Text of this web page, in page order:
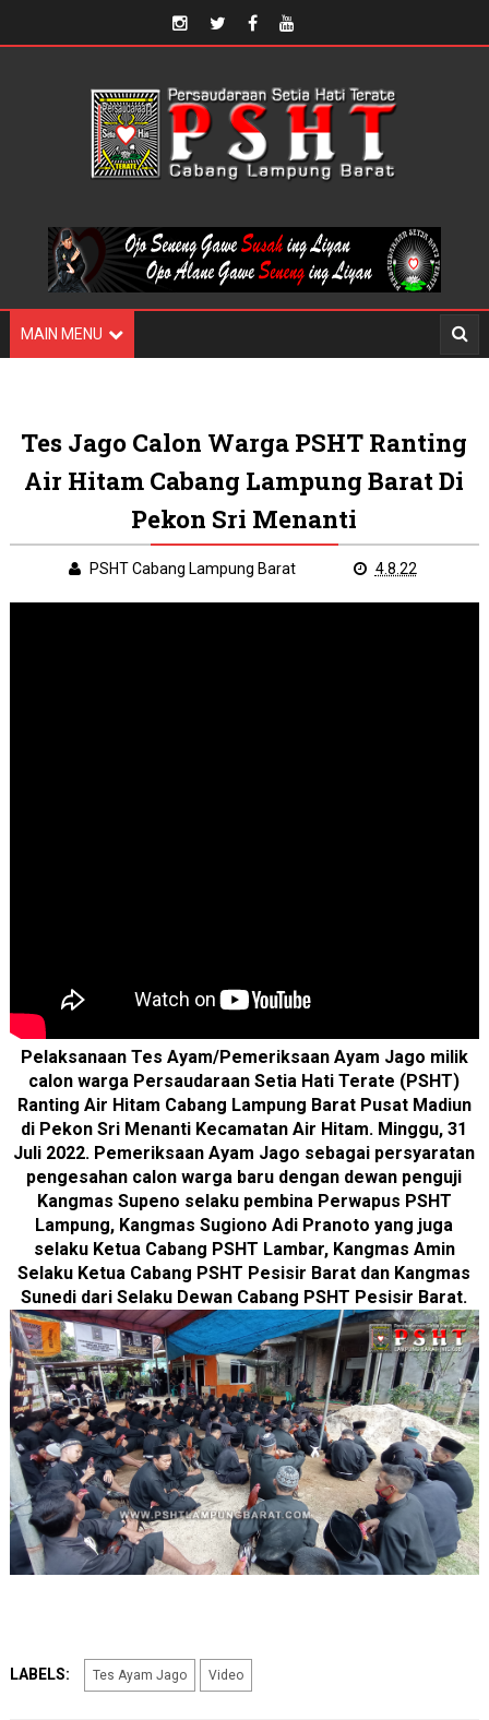
MAIN MENU
Tes Jago Calon Warga PSHT Ranting
Air Hitam Cabang Lampung Barat Di
Pekon Sri Menanti
PSHT Cabang Lampung Barat 4.8.22
Pelaksanaan Tes Ayam/Pemeriksaan Ayam Jago milik
calon warga Persaudaraan Setia Hati Terate (PSHT)
Ranting Air Hitam Cabang Lampung Barat Pusat Madiun
di Pekon Sri Menanti Kecamatan Air Hitam. Minggu, 31
Juli 2022. Pemeriksaan Ayam Jago sebagai persyaratan
pengesahan calon warga baru dengan dewan penguji
Kangmas Supeno selaku pembina Perwapus PSHT
Lampung, Kangmas Sugiono Adi Pranoto yang juga
selaku Ketua Cabang PSHT Lambar, Kangmas Amin
Selaku Ketua Cabang PSHT Pesisir Barat dan Kangmas
Sunedi dari Selaku Dewan Cabang PSHT Pesisir Barat.
LABELS: Tes Ayam Jago Video